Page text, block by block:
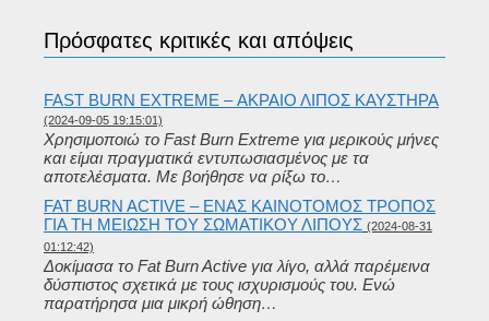
Πρόσφατες κριτικές και απόψεις
FAST BURN EXTREME – ΑΚΡΑΊΟ ΛΊΠΟΣ ΚΑΥΣΤΉΡΑ
(2024-09-05 19:15:01)
Χρησιμοποιώ το Fast Burn Extreme για μερικούς μήνες
και είμαι πραγματικά εντυπωσιασμένος με τα
αποτελέσματα. Με βοήθησε να ρίξω το…
FAT BURN ACTIVE – ΈΝΑΣ ΚΑΙΝΟΤΌΜΟΣ ΤΡΌΠΟΣ
ΓΙΑ ΤΗ ΜΕΊΩΣΗ ΤΟΥ ΣΩΜΑΤΙΚΟΎ ΛΊΠΟΥΣ (2024-08-31
01:12:42)
Δοκίμασα το Fat Burn Active για λίγο, αλλά παρέμεινα
δύσπιστος σχετικά με τους ισχυρισμούς του. Ενώ
παρατήρησα μια μικρή ώθηση…